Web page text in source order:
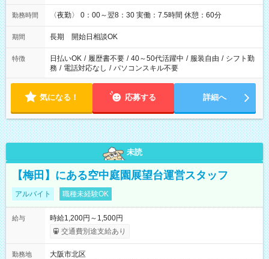
勤務時間 〈夜勤〉 0：00～翌8：30 実働：7.5時間 休憩：60分
期間 長期 開始日相談OK
特徴 日払いOK / 履歴書不要 / 40～50代活躍中 / 服装自由 / シフト勤
務 / 電話対応なし / パソコンスキル不要
気になる！ 応募する 詳細へ
未読
【梅田】にある空中庭園展望台運営スタッフ
アルバイト 職種未経験OK
給与
時給1,200円～1,500円
交通費別途支給あり
勤務地
大阪市北区